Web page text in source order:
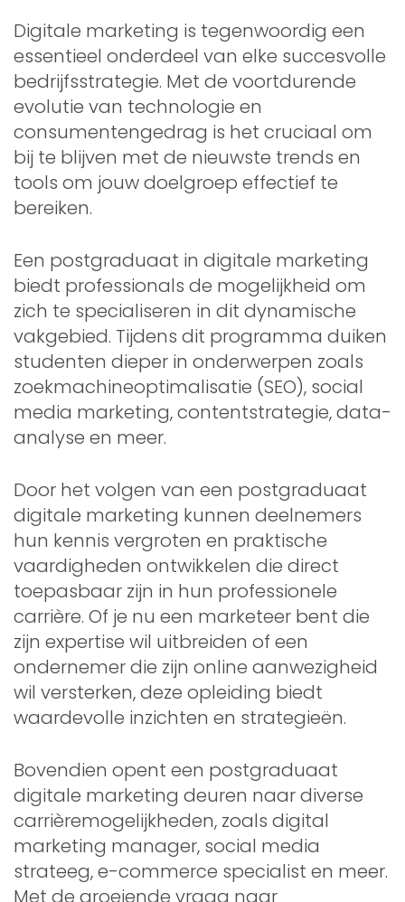
Digitale marketing is tegenwoordig een
essentieel onderdeel van elke succesvolle
bedrijfsstrategie. Met de voortdurende
evolutie van technologie en
consumentengedrag is het cruciaal om
bij te blijven met de nieuwste trends en
tools om jouw doelgroep effectief te
bereiken.
Een postgraduaat in digitale marketing
biedt professionals de mogelijkheid om
zich te specialiseren in dit dynamische
vakgebied. Tijdens dit programma duiken
studenten dieper in onderwerpen zoals
zoekmachineoptimalisatie (SEO), social
media marketing, contentstrategie, data-
analyse en meer.
Door het volgen van een postgraduaat
digitale marketing kunnen deelnemers
hun kennis vergroten en praktische
vaardigheden ontwikkelen die direct
toepasbaar zijn in hun professionele
carrière. Of je nu een marketeer bent die
zijn expertise wil uitbreiden of een
ondernemer die zijn online aanwezigheid
wil versterken, deze opleiding biedt
waardevolle inzichten en strategieën.
Bovendien opent een postgraduaat
digitale marketing deuren naar diverse
carrièremogelijkheden, zoals digital
marketing manager, social media
strateeg, e-commerce specialist en meer.
Met de groeiende vraag naar